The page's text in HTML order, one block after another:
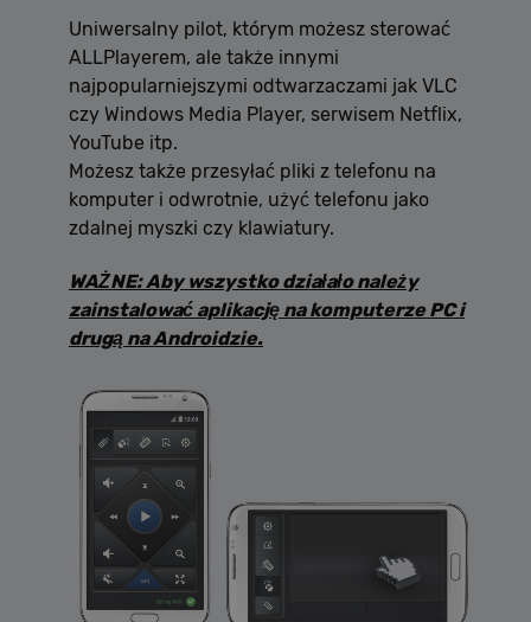
Uniwersalny pilot, którym możesz sterować
ALLPlayerem, ale także innymi
najpopularniejszymi odtwarzaczami jak VLC
czy Windows Media Player, serwisem Netflix,
YouTube itp.
Możesz także przesyłać pliki z telefonu na
komputer i odwrotnie, użyć telefonu jako
zdalnej myszki czy klawiatury.
WAŻNE: Aby wszystko działało należy
zainstalować aplikację na komputerze PC i
drugą na Androidzie.